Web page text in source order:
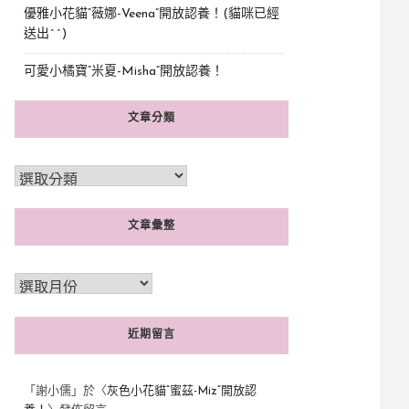
優雅小花貓“薇娜-Veena”開放認養！(貓咪已經
送出^^)
可愛小橘寶”米夏-Misha”開放認養！
文章分類
文章彙整
近期留言
「 謝小儒 」於〈 灰色小花貓“蜜茲-Miz”開放認